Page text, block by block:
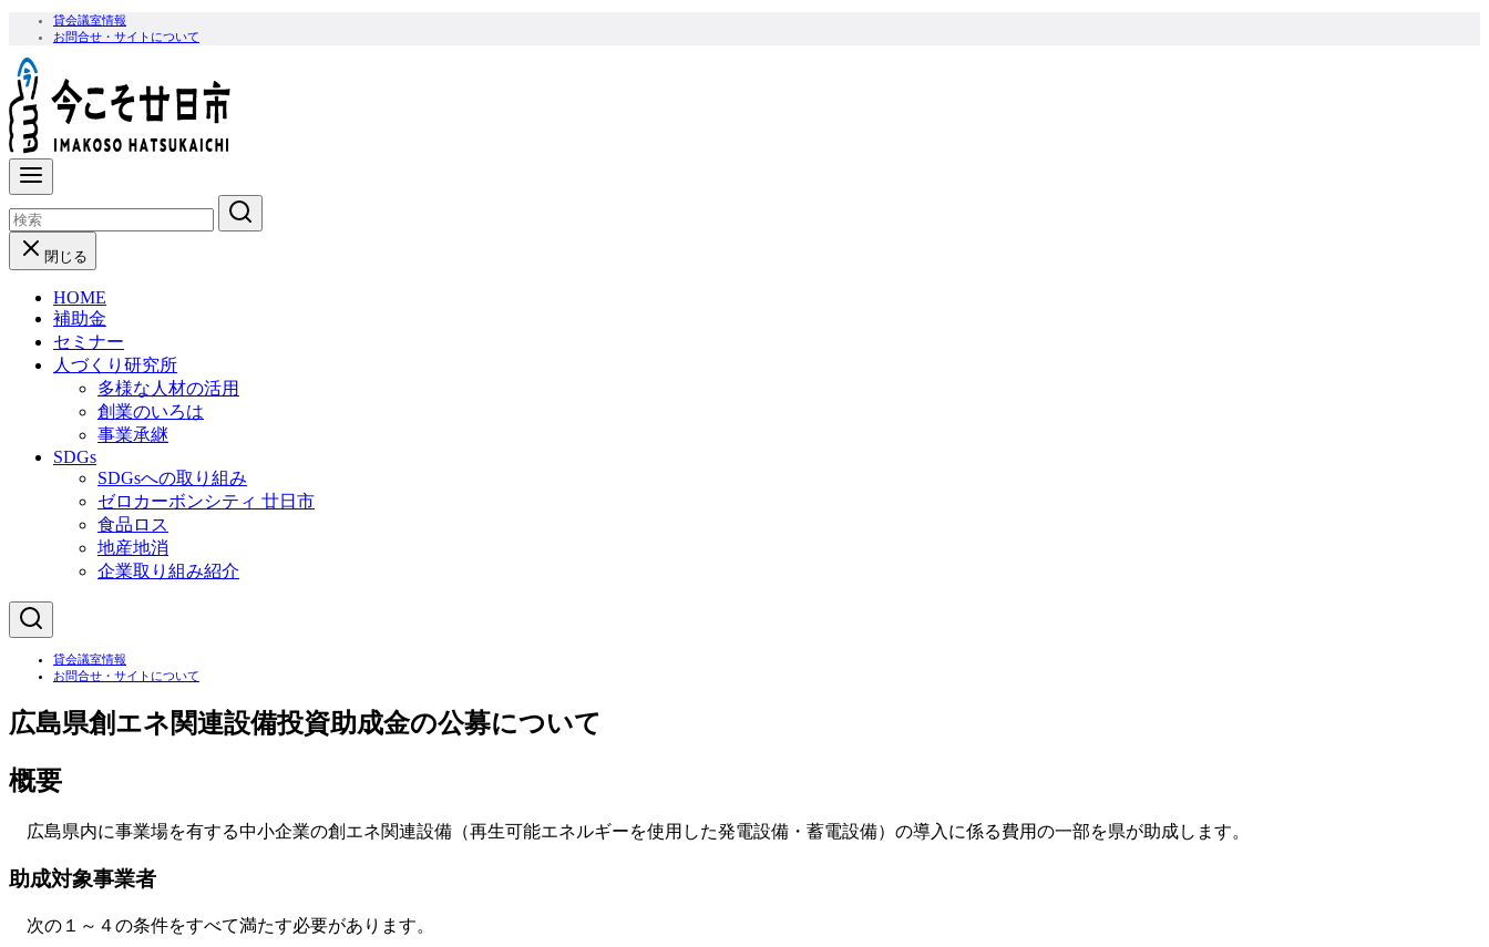
テ
ン
ツ
へ
移
動
貸会議室情報
お問合せ・サイトについて
閉じる
HOME
補助金
セミナー
人づくり研究所
多様な人材の活用
創業のいろは
事業承継
SDGs
SDGsへの取り組み
ゼロカーボンシティ 廿日市
食品ロス
地産地消
企業取り組み紹介
貸会議室情報
お問合せ・サイトについて
広島県創エネ関連設備投資助成金の公募について
概要
広島県内に事業場を有する中小企業の創エネ関連設備（再生可能エネルギーを使用した発電設備・蓄電設備）の導入に係る費用の一部を県が助成します。
助成対象事業者
次の１～４の条件をすべて満たす必要があります。